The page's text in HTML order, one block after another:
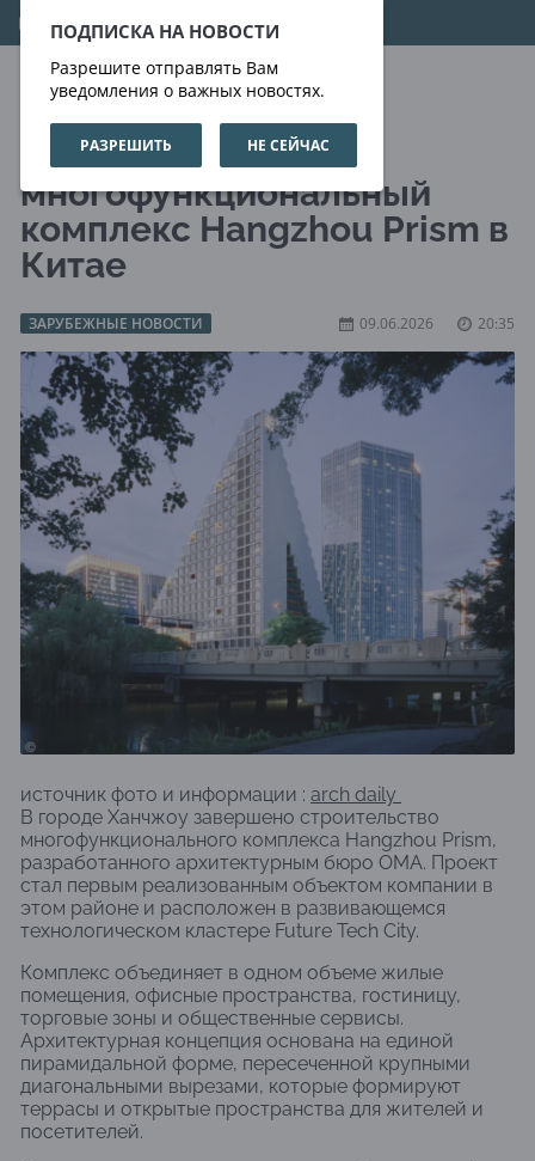
ПОДПИСКА НА НОВОСТИ
Разрешите отправлять Вам
уведомления о важных новостях.
РАЗРЕШИТЬ НЕ СЕЙЧАС
06.08.2026 18:00:57
OMA завершила
многофункциональный
комплекс Hangzhou Prism в
Китае
ЗАРУБЕЖНЫЕ НОВОСТИ 09.06.2026 20:35
источник фото и информации : arch daily
В городе Ханчжоу завершено строительство
многофункционального комплекса Hangzhou Prism,
разработанного архитектурным бюро OMA. Проект
стал первым реализованным объектом компании в
этом районе и расположен в развивающемся
технологическом кластере Future Tech City.
Комплекс объединяет в одном объеме жилые
помещения, офисные пространства, гостиницу,
торговые зоны и общественные сервисы.
Архитектурная концепция основана на единой
пирамидальной форме, пересеченной крупными
диагональными вырезами, которые формируют
террасы и открытые пространства для жителей и
посетителей.